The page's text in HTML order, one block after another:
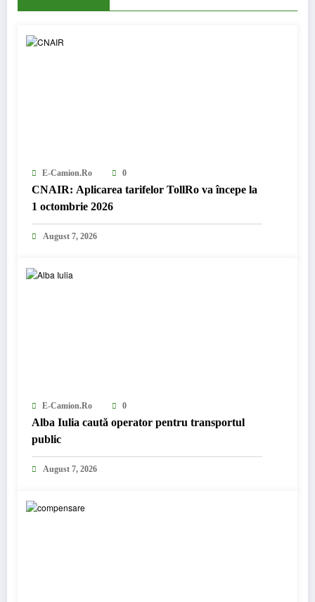
E-Camion.ro 0
CNAIR: Aplicarea tarifelor TollRo va începe la
1 octombrie 2026
August 7, 2026
E-Camion.ro 0
Alba Iulia caută operator pentru transportul
public
August 7, 2026